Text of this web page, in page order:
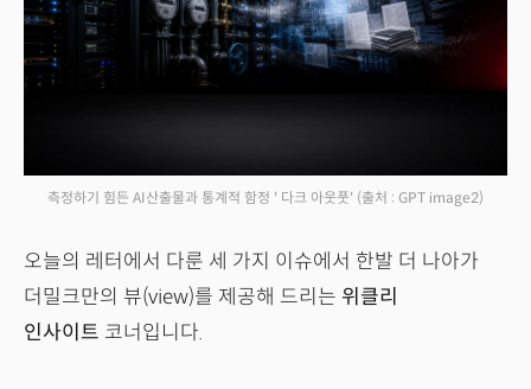
측정하기 힘든 AI산출물과 통계적 함정 ' 다크 아웃풋' (출처 : GPT image2)
오늘의 레터에서 다룬 세 가지 이슈에서 한발 더 나아가
더밀크만의 뷰(view)를 제공해 드리는 위클리
인사이트 코너입니다.